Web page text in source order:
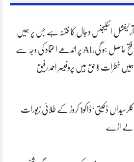
آرٹیفشل انٹلیجنس دجال کا فتنہ ہے جس پر ہمیں
فتح حاصل ہو گی،AI پر اندھے اعتماد کی وجہ سے
ہمیں خطرات لاحق ہیں پروفیسر احمد رفیق
کلرسیداں ڈکیتی‘ڈاکو1 کروڑ کے طلائی زیورات
لے اڑے